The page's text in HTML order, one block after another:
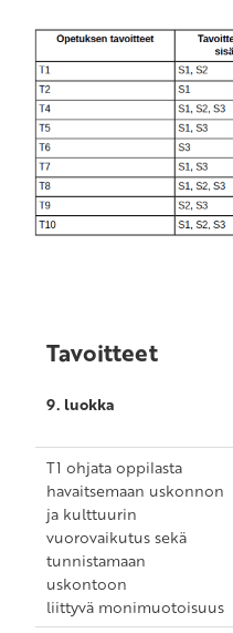
Tavoitteet
9. luokka
T1 ohjata oppilasta
havaitsemaan uskonnon
ja kulttuurin
vuorovaikutus sekä
tunnistamaan
uskontoon
liittyvä monimuotoisuus